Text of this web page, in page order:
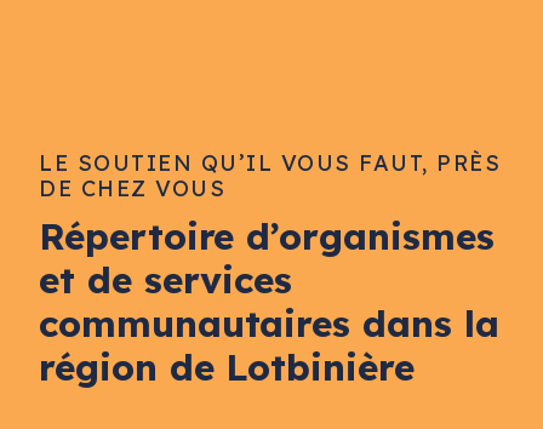
LE SOUTIEN QU’IL VOUS FAUT, PRÈS
DE CHEZ VOUS
Répertoire d’organismes
et de services
communautaires dans la
région de Lotbinière